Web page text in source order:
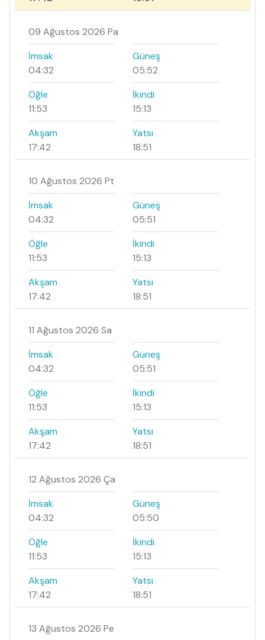
09 Ağustos 2026 Pa
İmsak
04:32
Güneş
05:52
Öğle
11:53
İkindi
15:13
Akşam
17:42
Yatsı
18:51
10 Ağustos 2026 Pt
İmsak
04:32
Güneş
05:51
Öğle
11:53
İkindi
15:13
Akşam
17:42
Yatsı
18:51
11 Ağustos 2026 Sa
İmsak
04:32
Güneş
05:51
Öğle
11:53
İkindi
15:13
Akşam
17:42
Yatsı
18:51
12 Ağustos 2026 Ça
İmsak
04:32
Güneş
05:50
Öğle
11:53
İkindi
15:13
Akşam
17:42
Yatsı
18:51
13 Ağustos 2026 Pe